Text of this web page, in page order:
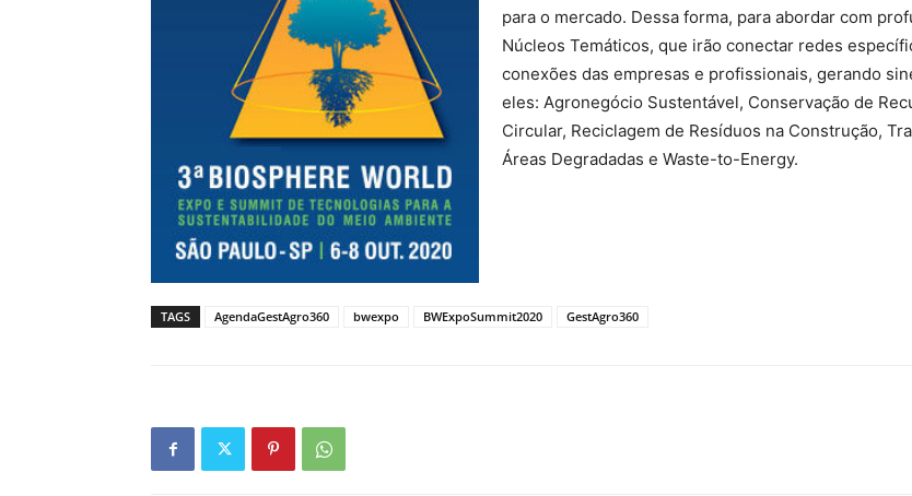
para o mercado. Dessa forma, para abordar com
Núcleos Temáticos, que irão conectar redes
conexões das empresas e profissionais, gerando
eles: Agronegócio Sustentável, Conservação de
Circular, Reciclagem de Resíduos na Construção,
Áreas Degradadas e Waste-to-Energy.
TAGS AgendaGestAgro360 bwexpo BWExpoSummit2020 GestAgro360